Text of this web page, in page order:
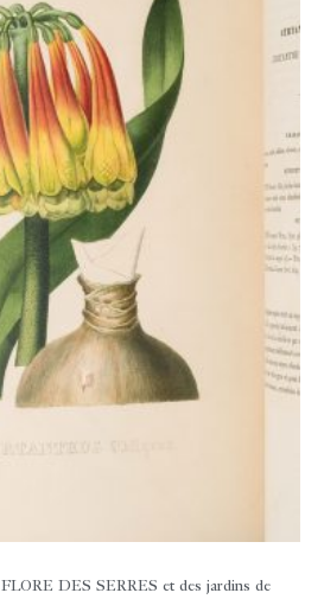
FLORE DES SERRES et des jardins de